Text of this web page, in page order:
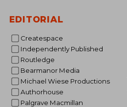
EDITORIAL
Createspace
Independently Published
Routledge
Bearmanor Media
Michael Wiese Productions
Authorhouse
Palgrave Macmillan